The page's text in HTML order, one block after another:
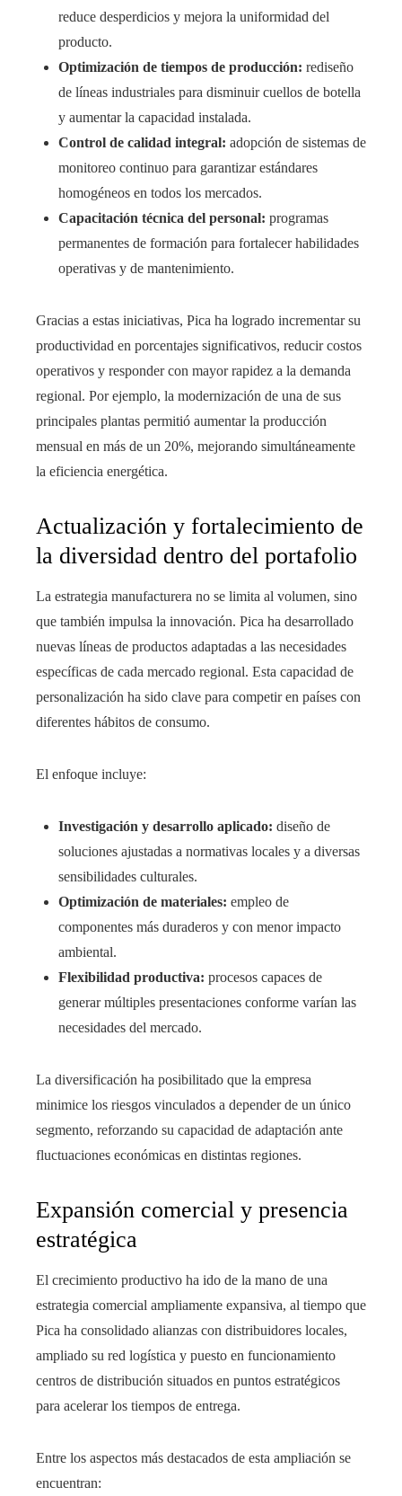
reduce desperdicios y mejora la uniformidad del
producto.
Optimización de tiempos de producción: rediseño
de líneas industriales para disminuir cuellos de botella
y aumentar la capacidad instalada.
Control de calidad integral: adopción de sistemas de
monitoreo continuo para garantizar estándares
homogéneos en todos los mercados.
Capacitación técnica del personal: programas
permanentes de formación para fortalecer habilidades
operativas y de mantenimiento.
Gracias a estas iniciativas, Pica ha logrado incrementar su
productividad en porcentajes significativos, reducir costos
operativos y responder con mayor rapidez a la demanda
regional. Por ejemplo, la modernización de una de sus
principales plantas permitió aumentar la producción
mensual en más de un 20%, mejorando simultáneamente
la eficiencia energética.
Actualización y fortalecimiento de
la diversidad dentro del portafolio
La estrategia manufacturera no se limita al volumen, sino
que también impulsa la innovación. Pica ha desarrollado
nuevas líneas de productos adaptadas a las necesidades
específicas de cada mercado regional. Esta capacidad de
personalización ha sido clave para competir en países con
diferentes hábitos de consumo.
El enfoque incluye:
Investigación y desarrollo aplicado: diseño de
soluciones ajustadas a normativas locales y a diversas
sensibilidades culturales.
Optimización de materiales: empleo de
componentes más duraderos y con menor impacto
ambiental.
Flexibilidad productiva: procesos capaces de
generar múltiples presentaciones conforme varían las
necesidades del mercado.
La diversificación ha posibilitado que la empresa
minimice los riesgos vinculados a depender de un único
segmento, reforzando su capacidad de adaptación ante
fluctuaciones económicas en distintas regiones.
Expansión comercial y presencia
estratégica
El crecimiento productivo ha ido de la mano de una
estrategia comercial ampliamente expansiva, al tiempo que
Pica ha consolidado alianzas con distribuidores locales,
ampliado su red logística y puesto en funcionamiento
centros de distribución situados en puntos estratégicos
para acelerar los tiempos de entrega.
Entre los aspectos más destacados de esta ampliación se
encuentran: